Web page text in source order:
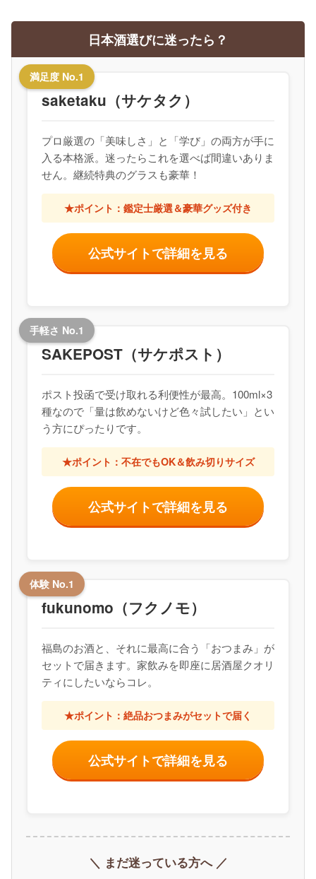
日本酒選びに迷ったら？
満足度 No.1
saketaku（サケタク）
プロ厳選の「美味しさ」と「学び」の両方が手に
入る本格派。迷ったらこれを選べば間違いありま
せん。継続特典のグラスも豪華！
★ポイント：鑑定士厳選＆豪華グッズ付き
公式サイトで詳細を見る
手軽さ No.1
SAKEPOST（サケポスト）
ポスト投函で受け取れる利便性が最高。100ml×3
種なので「量は飲めないけど色々試したい」とい
う方にぴったりです。
★ポイント：不在でもOK＆飲み切りサイズ
公式サイトで詳細を見る
体験 No.1
fukunomo（フクノモ）
福島のお酒と、それに最高に合う「おつまみ」が
セットで届きます。家飲みを即座に居酒屋クオリ
ティにしたいならコレ。
★ポイント：絶品おつまみがセットで届く
公式サイトで詳細を見る
＼ まだ迷っている方へ ／